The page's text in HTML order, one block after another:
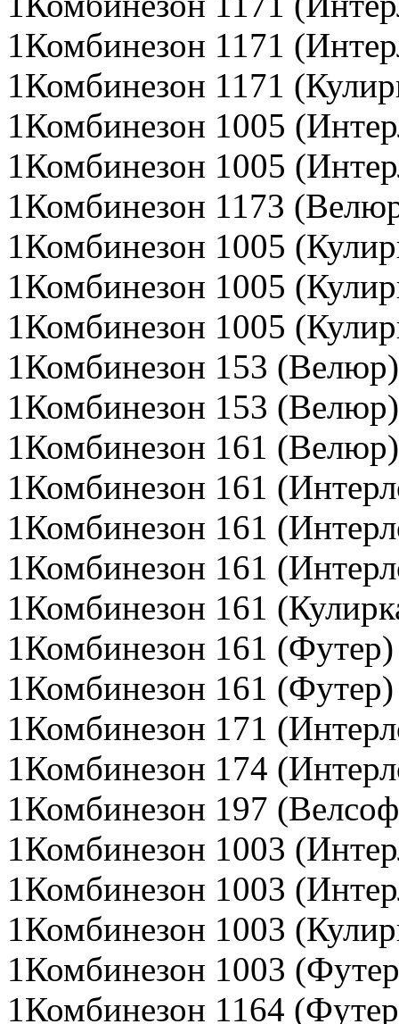
1Комбинезон 1171
1Комбинезон 1171
1Комбинезон 1005
1Комбинезон 1005
1Комбинезон 1173
1Комбинезон 1005
1Комбинезон 1005
1Комбинезон 1005
1Комбинезон 153
1Комбинезон 153
1Комбинезон 161
1Комбинезон 161
1Комбинезон 161
1Комбинезон 161
1Комбинезон 161
1Комбинезон 161
1Комбинезон 161
1Комбинезон 171
1Комбинезон 174
1Комбинезон 197
1Комбинезон 1003
1Комбинезон 1003
1Комбинезон 1003
1Комбинезон 1003
1Комбинезон 1164